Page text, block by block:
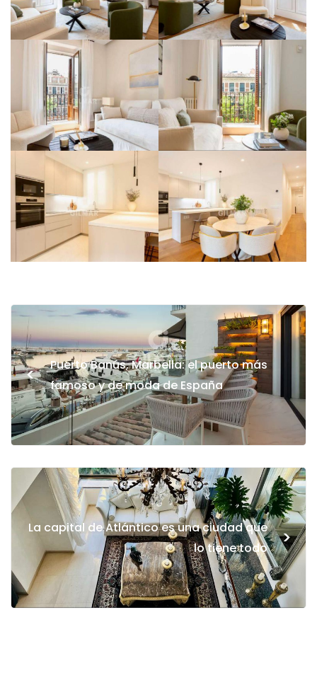
<
Puerto Banús, Marbella: el puerto más
famoso y de moda de España
La capital de Atlántico es una ciudad que
lo tiene todo
>